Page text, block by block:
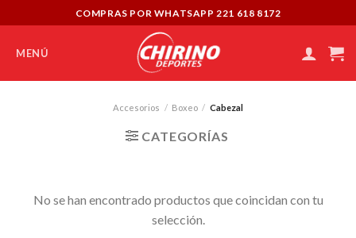
to
content
COMPRAS POR WHATSAPP 221 618 8172
MENÚ
Accesorios / Boxeo / Cabezal
CATEGORÍAS
No se han encontrado productos que coincidan con tu
selección.